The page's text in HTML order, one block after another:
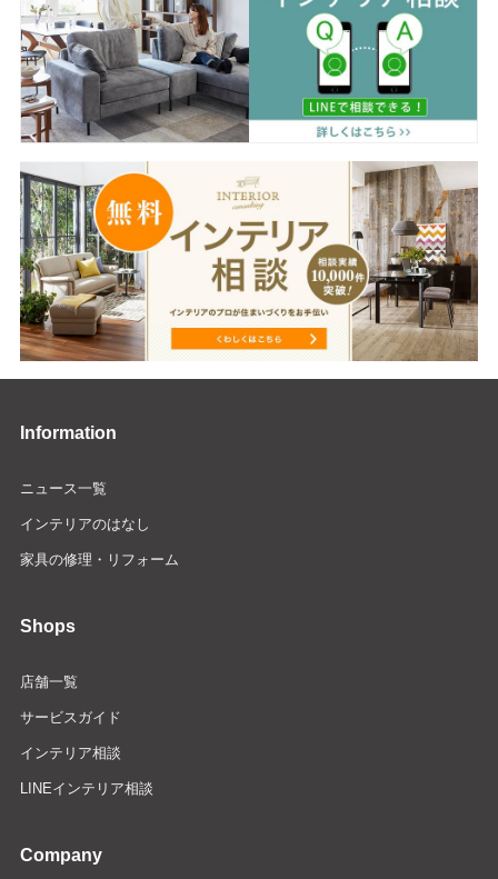
Information
ニュース一覧
インテリアのはなし
家具の修理・リフォーム
Shops
店舗一覧
サービスガイド
インテリア相談
LINEインテリア相談
Company